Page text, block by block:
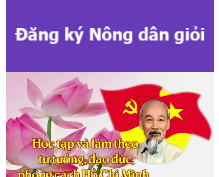
Kế hoạch Tổ chức Đại hội Hội Nông dân cấp tỉnh, cấp xã nhiệm kỳ
2025 - 2030